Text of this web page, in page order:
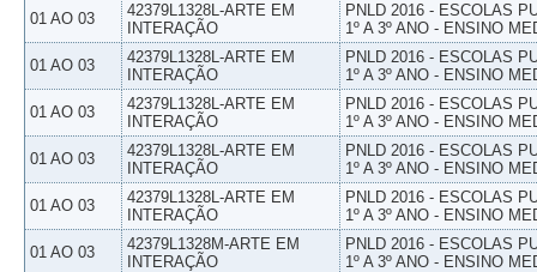
01 AO 03
42379L1328L-ARTE EM
INTERAÇÃO
PNLD 2016 - ESCOLAS
1º A 3º ANO - ENSINO
01 AO 03
42379L1328L-ARTE EM
INTERAÇÃO
PNLD 2016 - ESCOLAS
1º A 3º ANO - ENSINO
01 AO 03
42379L1328L-ARTE EM
INTERAÇÃO
PNLD 2016 - ESCOLAS
1º A 3º ANO - ENSINO
01 AO 03
42379L1328L-ARTE EM
INTERAÇÃO
PNLD 2016 - ESCOLAS
1º A 3º ANO - ENSINO
01 AO 03
42379L1328L-ARTE EM
INTERAÇÃO
PNLD 2016 - ESCOLAS
1º A 3º ANO - ENSINO
01 AO 03
42379L1328M-ARTE EM
INTERAÇÃO
PNLD 2016 - ESCOLAS
1º A 3º ANO - ENSINO